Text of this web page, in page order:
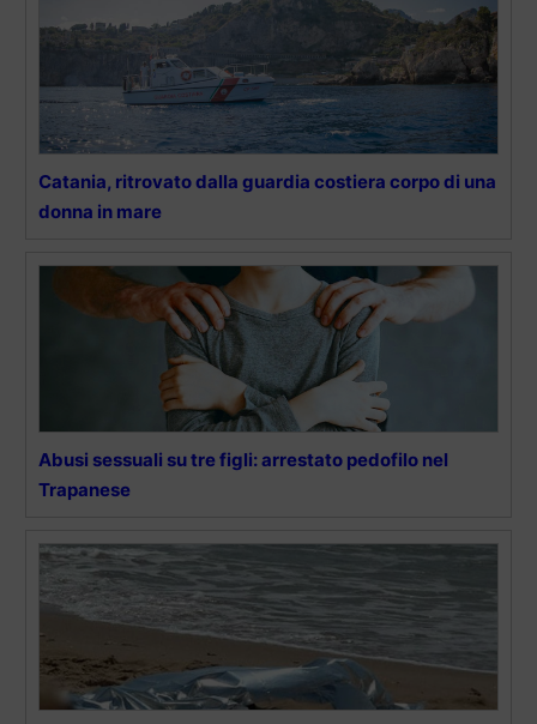
Catania, ritrovato dalla guardia costiera corpo di una
donna in mare
Abusi sessuali su tre figli: arrestato pedofilo nel
Trapanese